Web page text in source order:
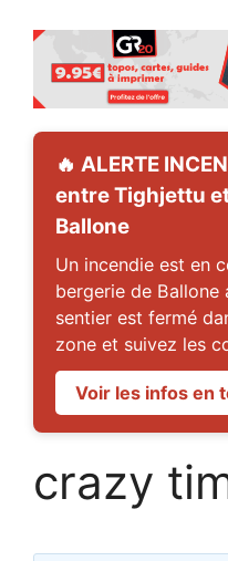
🔥 ALERTE
entre Tighjettu
Ballone
Un incendie est en
bergerie de Ballone
sentier est fermé
zone et suivez les
Voir les infos en
crazy